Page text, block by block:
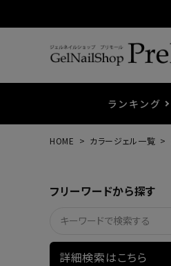
ランキング
ウェービージェル
ネイルマシン
HOME カラージェル一覧
フリーワードから探す
詳細検索はこちら